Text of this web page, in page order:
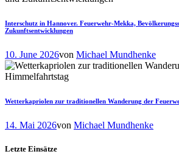
Interschutz in Hannover. Feuerwehr-Mekka,
Zukunftsentwicklungen
10. June 2026von Michael Mundhenke
Wetterkapriolen zur traditionellen Wanderung der
14. Mai 2026von Michael Mundhenke
Letzte Einsätze